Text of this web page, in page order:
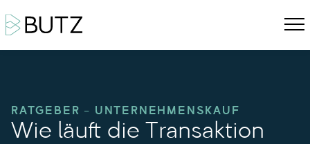
RATGEBER – UNTERNEHMENSKAUF
Wie läuft die Transaktion